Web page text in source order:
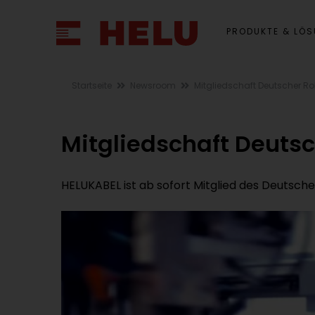
PRODUKTE &
Mitgliedschaft
HELUKABEL ist ab sofort Mitglied des